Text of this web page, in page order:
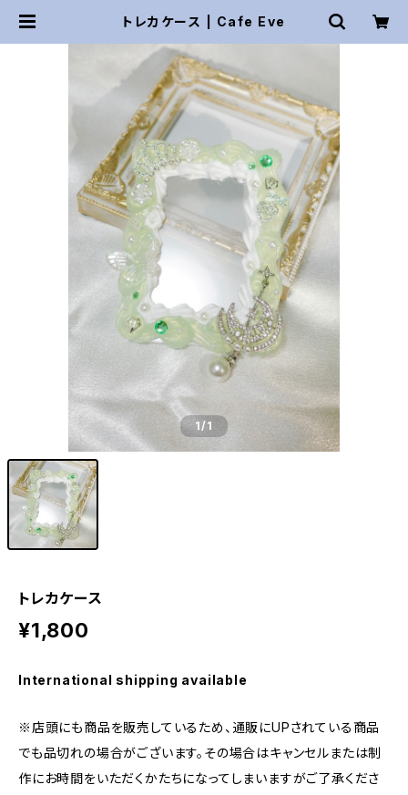
トレカケース | Cafe Eve
1/1
トレカケース
¥1,800
International shipping available
※店頭にも商品を販売しているため、通販にUPされている商品
でも品切れの場合がございます。その場合はキャンセルまたは制
作にお時間をいただくかたちになってしまいますがご了承くださ